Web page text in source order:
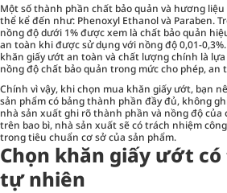
Một số thành phần chất bảo quản và hương
thể kể đến như: Phenoxyl Ethanol và Paraben.
nồng độ dưới 1% được xem là chất bảo quản
an toàn khi được sử dụng với nồng độ 0,01-
khăn giấy ướt an toàn và chất lượng chính là
nồng độ chất bảo quản trong mức cho phép, an
Chính vì vậy, khi chọn mua khăn giấy ướt, bạn
sản phẩm có bảng thành phần đầy đủ, không
nhà sản xuất ghi rõ thành phần và nồng độ của
trên bao bì, nhà sản xuất sẽ có trách nhiệm
trong tiêu chuẩn cơ sở của sản phẩm.
Chọn khăn giấy ướt
tự nhiên